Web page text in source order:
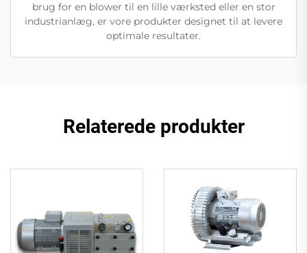
brug for en blower til en lille værksted eller en stor
industrianlæg, er vore produkter designet til at levere
optimale resultater.
Relaterede produkter